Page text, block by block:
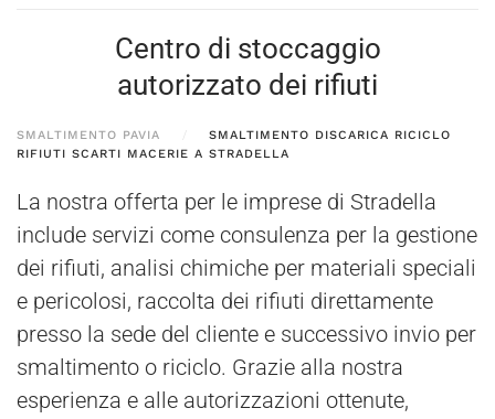
Centro di stoccaggio
autorizzato dei rifiuti
SMALTIMENTO PAVIA
SMALTIMENTO DISCARICA RICICLO
RIFIUTI SCARTI MACERIE A STRADELLA
La nostra offerta per le imprese di Stradella
include servizi come consulenza per la gestione
dei rifiuti, analisi chimiche per materiali speciali
e pericolosi, raccolta dei rifiuti direttamente
presso la sede del cliente e successivo invio per
smaltimento o riciclo. Grazie alla nostra
esperienza e alle autorizzazioni ottenute,